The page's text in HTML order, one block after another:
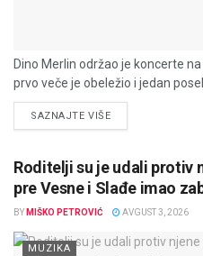
Dino Merlin održao je koncerte
prvo veče je obeležio i jedan
SAZNAJTE VIŠEDETAILS
Roditelji su je udali protiv
pre Vesne i Slađe imao
BY MIŠKO PETROVIĆ AVGUST 3, 2026
MUZIKA